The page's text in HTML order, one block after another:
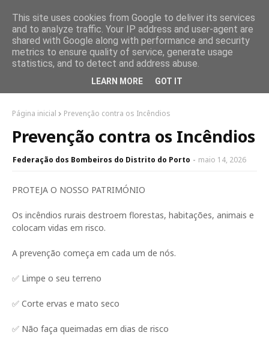
Página inicial Prevenção contra os Incêndios
Prevenção contra os Incêndios
Federação dos Bombeiros do Distrito do Porto maio 14, 2026
PROTEJA O NOSSO PATRIMÓNIO
Os incêndios rurais destroem florestas, habitações, animais e
colocam vidas em risco.
A prevenção começa em cada um de nós.
✅ Limpe o seu terreno
✅ Corte ervas e mato seco
✅ Não faça queimadas em dias de risco
This site uses cookies from Google to deliver its services
and to analyze traffic. Your IP address and user-agent are
shared with Google along with performance and security
metrics to ensure quality of service, generate usage
statistics, and to detect and address abuse.
LEARN MORE GOT IT